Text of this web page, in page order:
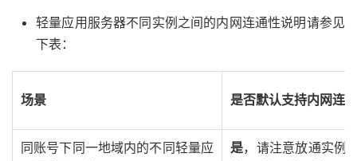
轻量应用服务器不同实例之间的内网连通性说明请参见
下表：
场景 是否默认支持内网连通
同账号下同一地域内的不同轻量应
是，请注意放通实例